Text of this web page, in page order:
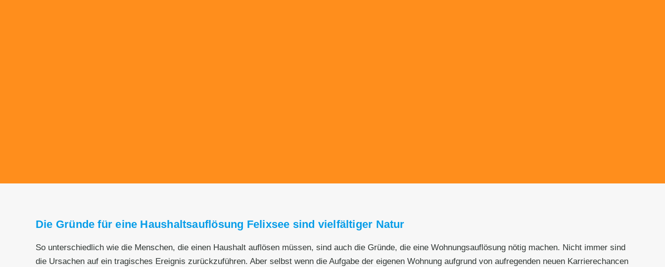
Die Gründe für eine Haushaltsauflösung Felixsee sind vielfältiger Natur
So unterschiedlich wie die Menschen, die einen Haushalt auflösen müssen, sind auch die Gründe, die eine Wohnungsauflösung nötig machen. Nicht immer sind
die Ursachen auf ein tragisches Ereignis zurückzuführen. Aber selbst wenn die Aufgabe der eigenen Wohnung aufgrund von aufregenden neuen Karrierechancen